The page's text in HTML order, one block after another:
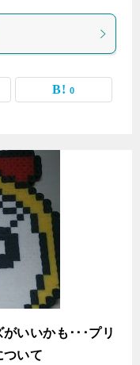
0
いいかも･･･プリ
ついて